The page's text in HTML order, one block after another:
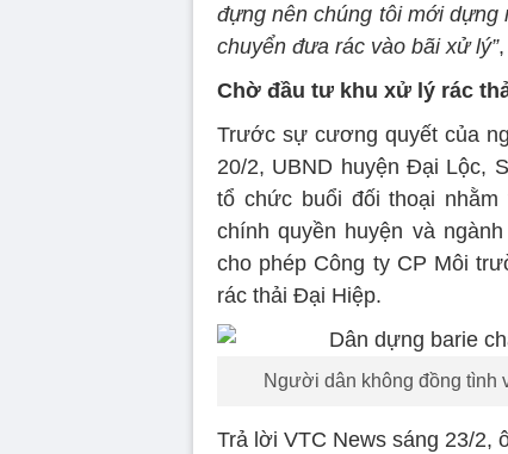
đựng nên chúng tôi mới dựng
chuyển đưa rác vào bãi xử lý”
Chờ đầu tư khu xử lý rác
Trước sự cương quyết của
20/2, UBND huyện Đại Lộc,
tổ chức buổi đối thoại
chính quyền huyện và
cho phép Công ty CP Môi
rác thải Đại Hiệp.
Người dân không đồng tình
Trả lời VTC News sáng 23/2,